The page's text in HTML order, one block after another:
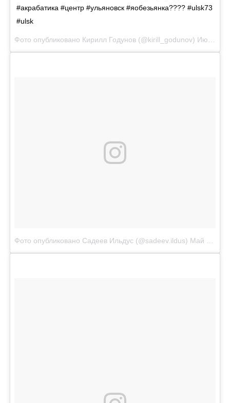
#акрабатика #центр #ульяновск #яобезьянка???? #ulsk73
#ulsk
Фото опубликовано Кирилл Годунов (@kirill_godunov) Июн 1 2016 в 10:55 PDT
Фото опубликовано Садеев Ильдус (@sadeev.ildus) Май 31 2016 в 12:51 PDT